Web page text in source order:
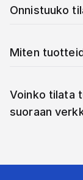
Onnistuuko
Miten
Voinko tilata
suoraan